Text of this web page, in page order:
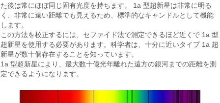
た後は常にほぼ同じ固有光度を持ちます。 1a 型超新星は非常に明る
く、非常に遠い距離でも見えるため、標準的なキャンドルとして機能
します。
この方法を校正するには、セファイド法で測定できるほど近くで 1a 型
超新星を使用する必要があります。科学者は、十分に近いタイプ 1a 超
新星が数十個存在することを知っています。
1a 型超新星により、最大数十億光年離れた遠方の銀河までの距離を測
定できるようになります。